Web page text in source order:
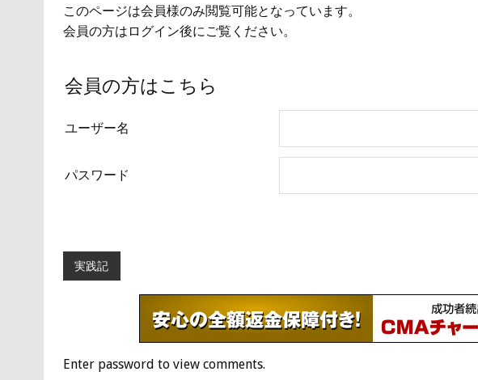
このページは会員様のみ閲覧可能となっています。
会員の方はログイン後にご覧ください。
会員の方はこちら
ユーザー名
パスワード
実践記
Enter password to view comments.